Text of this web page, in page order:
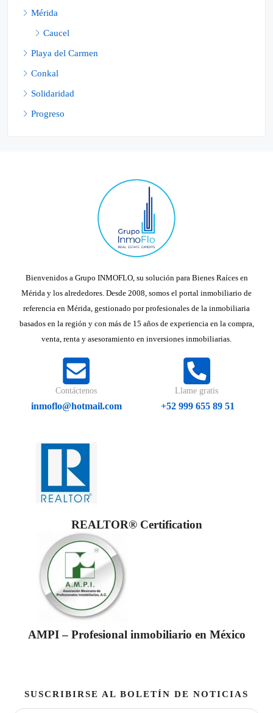
Mérida
Caucel
Playa del Carmen
Conkal
Solidaridad
Progreso
Bienvenidos a Grupo INMOFLO, su solución para Bienes Raíces en
Mérida y los alrededores. Desde 2008, somos el portal inmobiliario de
referencia en Mérida, gestionado por profesionales de la inmobiliaria
basados en la región y con más de 15 años de experiencia en la compra,
venta, renta y asesoramiento en inversiones inmobiliarias.
Contáctenos
inmoflo@hotmail.com
Llame gratis
+52 999 655 89 51
REALTOR® Certification
AMPI – Profesional inmobiliario en México
SUSCRIBIRSE AL BOLETÍN DE NOTICIAS